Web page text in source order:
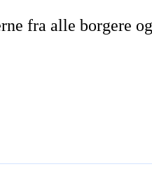
fra alle borgere